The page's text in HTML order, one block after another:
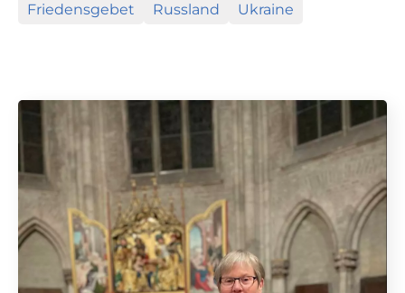
Friedensgebet Russland Ukraine